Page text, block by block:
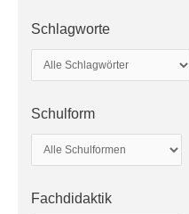
Schlagworte
Schulform
Fachdidaktik